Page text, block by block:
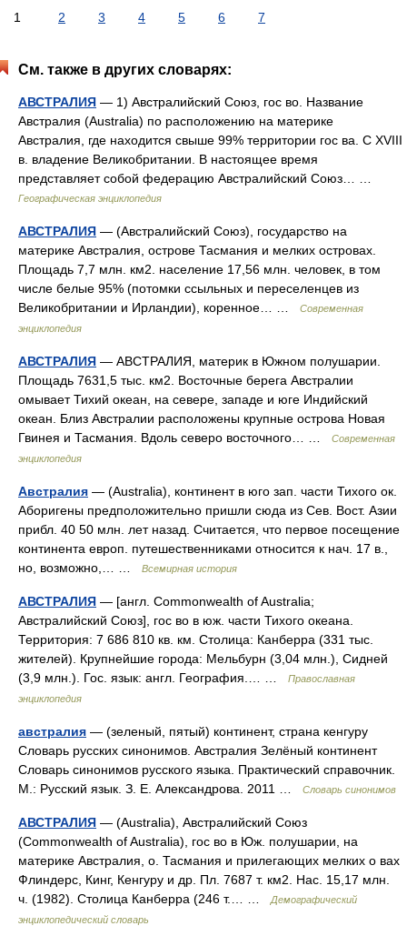
1 2 3 4 5 6 7
См. также в других словарях:
АВСТРАЛИЯ — 1) Австралийский Союз, гос во. Название
Австралия (Australia) по расположению на материке
Австралия, где находится свыше 99% территории гос ва. С XVIII
в. владение Великобритании. В настоящее время
представляет собой федерацию Австралийский Союз… …
Географическая энциклопедия
АВСТРАЛИЯ — (Австралийский Союз), государство на
материке Австралия, острове Тасмания и мелких островах.
Площадь 7,7 млн. км2. население 17,56 млн. человек, в том
числе белые 95% (потомки ссыльных и переселенцев из
Великобритании и Ирландии), коренное… …
Современная
энциклопедия
АВСТРАЛИЯ — АВСТРАЛИЯ, материк в Южном полушарии.
Площадь 7631,5 тыс. км2. Восточные берега Австралии
омывает Тихий океан, на севере, западе и юге Индийский
океан. Близ Австралии расположены крупные острова Новая
Гвинея и Тасмания. Вдоль северо восточного… …
Современная
энциклопедия
Австралия — (Australia), континент в юго зап. части Тихого ок.
Аборигены предположительно пришли сюда из Сев. Вост. Азии
прибл. 40 50 млн. лет назад. Считается, что первое посещение
континента европ. путешественниками относится к нач. 17 в.,
но, возможно,… …
Всемирная история
АВСТРАЛИЯ — [англ. Commonwealth of Australia;
Австралийский Союз], гос во в юж. части Тихого океана.
Территория: 7 686 810 кв. км. Столица: Канберра (331 тыс.
жителей). Крупнейшие города: Мельбурн (3,04 млн.), Сидней
(3,9 млн.). Гос. язык: англ. География.… …
Православная
энциклопедия
австралия — (зеленый, пятый) континент, страна кенгуру
Словарь русских синонимов. Австралия Зелёный континент
Словарь синонимов русского языка. Практический справочник.
М.: Русский язык. З. Е. Александрова. 2011 …
Словарь синонимов
АВСТРАЛИЯ — (Australia), Австралийский Союз
(Commonwealth of Australia), гос во в Юж. полушарии, на
материке Австралия, о. Тасмания и прилегающих мелких о вах
Флиндерс, Кинг, Кенгуру и др. Пл. 7687 т. км2. Нас. 15,17 млн.
ч. (1982). Столица Канберра (246 т.… …
Демографический
энциклопедический словарь